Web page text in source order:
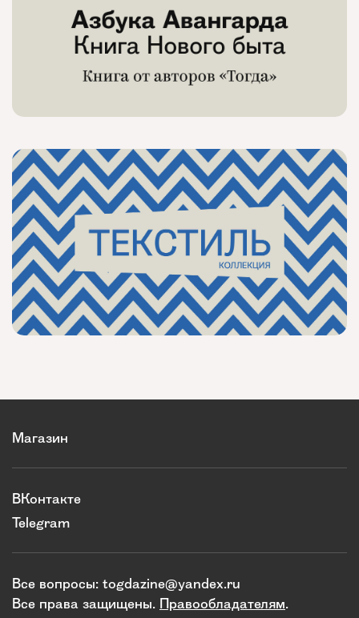
Магазин
ВКонтакте
Telegram
Все вопросы: togdazine@yandex.ru
Все права защищены. Правообладателям.